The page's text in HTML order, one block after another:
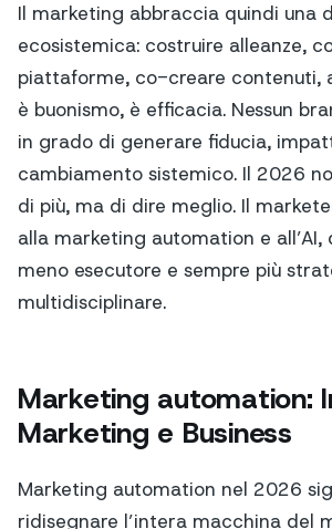
Il marketing abbraccia quindi una
ecosistemica: costruire alleanze,
piattaforme, co-creare contenuti,
è buonismo, è efficacia. Nessun
in grado di generare fiducia,
cambiamento sistemico. Il 2026
di più, ma di dire meglio. Il
alla marketing automation e all’AI,
meno esecutore e sempre più
multidisciplinare.
Marketing automation:
Marketing e Business
Marketing automation nel 2026
ridisegnare l’intera macchina del